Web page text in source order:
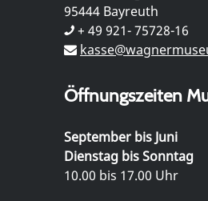
95444 Bayreuth
+ 49 921- 75728-16
Öffnungszeiten
September bis Juni
Dienstag bis Sonntag
10.00 bis 17.00 Uhr